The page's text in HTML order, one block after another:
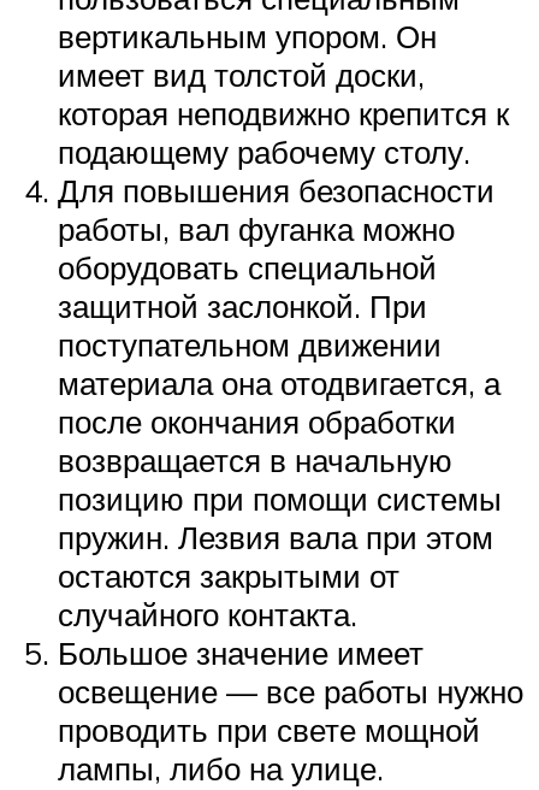
вертикальным упором. Он
имеет вид толстой доски,
которая неподвижно крепится к
подающему рабочему столу.
Для повышения безопасности
работы, вал фуганка можно
оборудовать специальной
защитной заслонкой. При
поступательном движении
материала она отодвигается, а
после окончания обработки
возвращается в начальную
позицию при помощи системы
пружин. Лезвия вала при этом
остаются закрытыми от
случайного контакта.
Большое значение имеет
освещение — все работы нужно
проводить при свете мощной
лампы, либо на улице.